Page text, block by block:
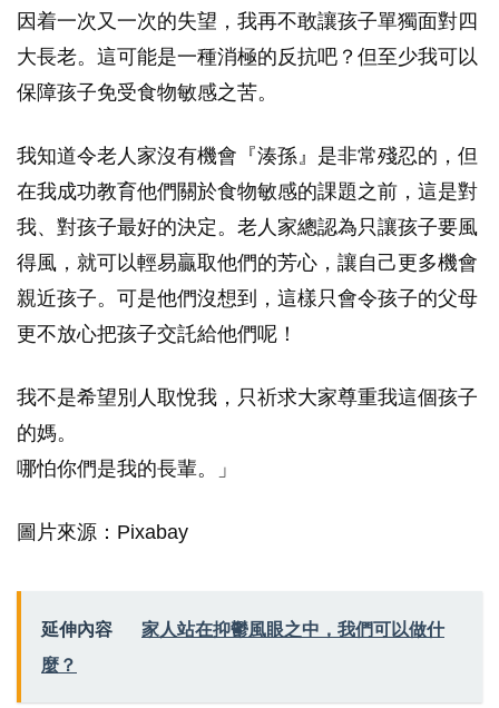
因着一次又一次的失望，我再不敢讓孩子單獨面對四
大長老。這可能是一種消極的反抗吧？但至少我可以
保障孩子免受食物敏感之苦。
我知道令老人家沒有機會『湊孫』是非常殘忍的，但
在我成功教育他們關於食物敏感的課題之前，這是對
我、對孩子最好的決定。老人家總認為只讓孩子要風
得風，就可以輕易贏取他們的芳心，讓自己更多機會
親近孩子。可是他們沒想到，這樣只會令孩子的父母
更不放心把孩子交託給他們呢！
我不是希望別人取悅我，只祈求大家尊重我這個孩子
的媽。
哪怕你們是我的長輩。」
圖片來源：Pixabay
延伸內容
家人站在抑鬱風眼之中，我們可以做什
麼？